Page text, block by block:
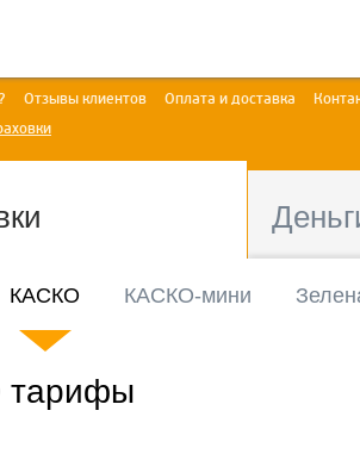
Отзывы клиентов Оплата и доставка
КАСКО КАСКО-мини